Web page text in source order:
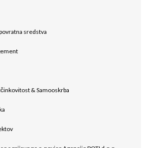
sredstva
& Samooskrba